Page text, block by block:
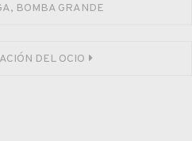
BOMBA GRANDE
DEL OCIO